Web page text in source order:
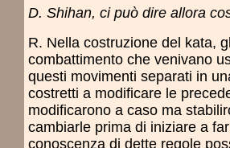
D. Shihan, ci può dire allora
R. Nella costruzione del kata,
combattimento che venivano
questi movimenti separati in
costretti a modificare le
modificarono a caso ma
cambiarle prima di iniziare a
conoscenza di dette regole